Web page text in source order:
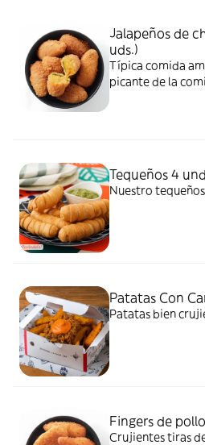
Jalapeños de
uds.)
Típica comida
picante de la
Tequeños 4
Nuestro
Patatas Con
Patatas bien
Fingers de
Crujientes tiras